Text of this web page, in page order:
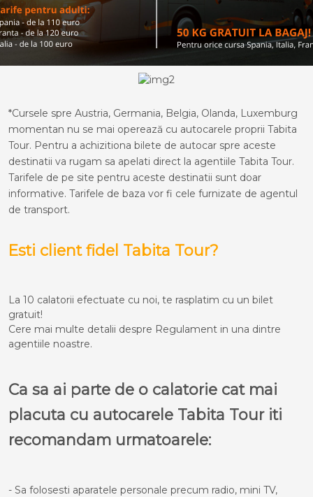
*Cursele spre Austria, Germania, Belgia, Olanda, Luxemburg
momentan nu se mai operează cu autocarele proprii Tabita
Tour. Pentru a achizitiona bilete de autocar spre aceste
destinatii va rugam sa apelati direct la agentiile Tabita Tour.
Tarifele de pe site pentru aceste destinatii sunt doar
informative. Tarifele de baza vor fi cele furnizate de agentul
de transport.
Esti client fidel Tabita Tour?
La 10 calatorii efectuate cu noi, te rasplatim cu un bilet
gratuit!
Cere mai multe detalii despre Regulament in una dintre
agentiile noastre.
Ca sa ai parte de o calatorie cat mai
placuta cu autocarele Tabita Tour iti
recomandam urmatoarele:
- Sa folosesti aparatele personale precum radio, mini TV,